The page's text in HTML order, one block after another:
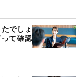
でしょ
て確認